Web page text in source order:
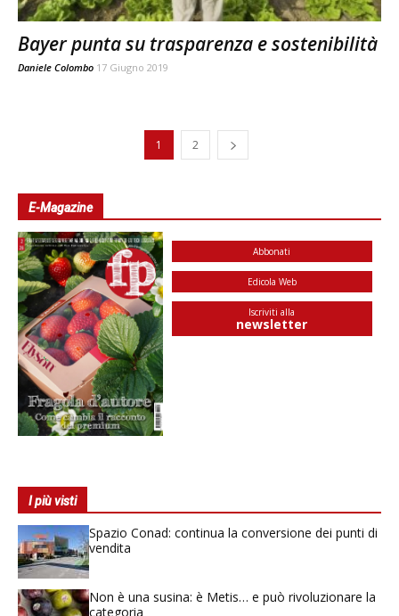
Bayer punta su trasparenza e sostenibilità
Daniele Colombo 17 Giugno 2019
1 2
E-Magazine
Abbonati
Edicola Web
Iscriviti alla
newsletter
I più visti
Spazio Conad: continua la conversione dei punti di
vendita
Non è una susina: è Metis… e può rivoluzionare la
categoria